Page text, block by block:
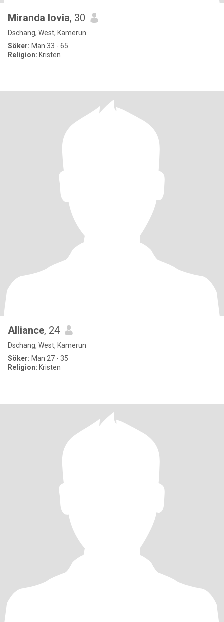
Miranda lovia, 30
Dschang, West, Kamerun
Söker: Man 33 - 65
Religion: Kristen
Alliance, 24
Dschang, West, Kamerun
Söker: Man 27 - 35
Religion: Kristen